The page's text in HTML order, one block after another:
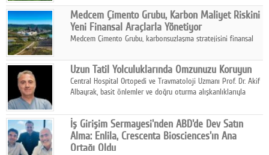
sahipliğinde gerçekleştirilecek.
Medcem Çimento Grubu, Karbon Maliyet Riskini
Yeni Finansal Araçlarla Yönetiyor
Medcem Çimento Grubu, karbonsuzlaşma stratejisini finansal
Uzun Tatil Yolculuklarında Omzunuzu Koruyun
Central Hospital Ortopedi ve Travmatoloji Uzmanı Prof. Dr. Akif
Albayrak, basit önlemler ve doğru oturma alışkanlıklarıyla
İş Girişim Sermayesi'nden ABD'de Dev Satın
Alma: Enlila, Crescenta Biosciences'ın Ana
Ortağı Oldu